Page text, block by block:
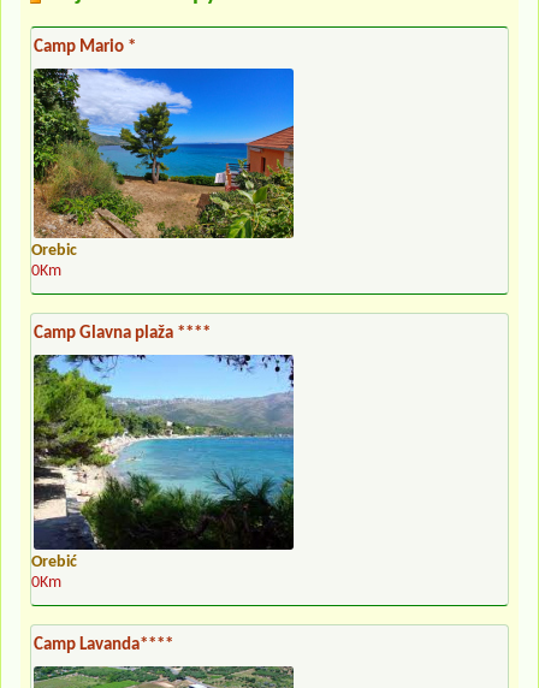
Camp Mario *
Orebic
0Km
Camp Glavna plaža ****
Orebić
0Km
Camp Lavanda****